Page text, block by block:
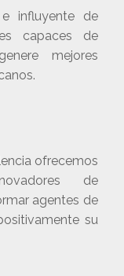
influyente de
capaces de
mejores
ofrecemos
de
agentes de
su